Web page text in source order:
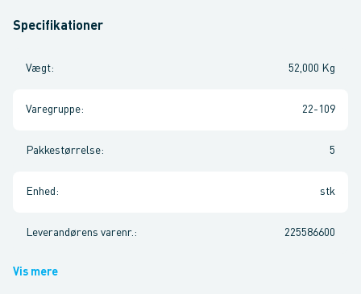
Specifikationer
Vægt: 52,000 Kg
Varegruppe: 22-109
Pakkestørrelse: 5
Enhed : stk
Leverandørens varenr. : 225586600
Vis mere